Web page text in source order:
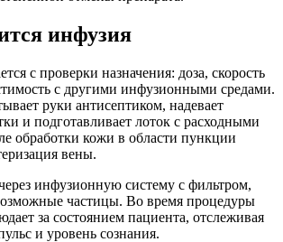
инфузия
с проверки назначения: доза, скорость
с другими инфузионными средами.
руки антисептиком, надевает
и подготавливает лоток с расходными
обработки кожи в области пункции
вены.
инфузионную систему с фильтром,
частицы. Во время процедуры
за состоянием пациента, отслеживая
и уровень сознания.